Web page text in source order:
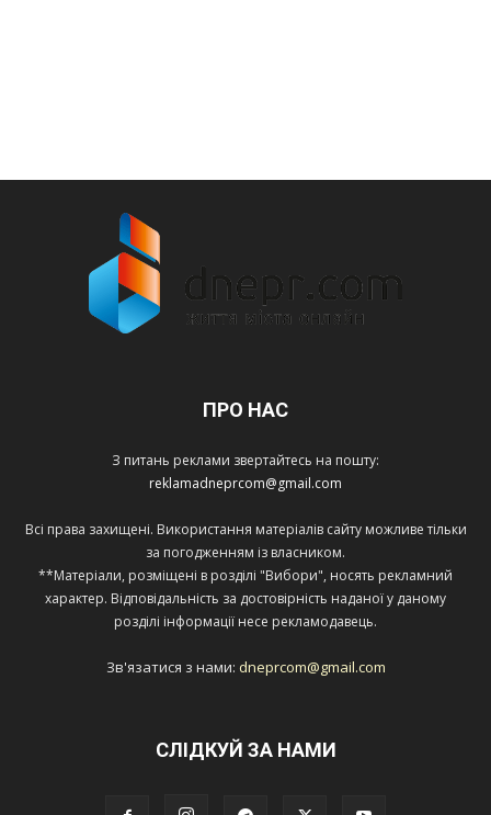
ПРО НАС
З питань реклами звертайтесь на пошту:
reklamadneprcom@gmail.com
Всі права захищені. Використання матеріалів сайту можливе тільки
за погодженням із власником.
**Матеріали, розміщені в розділі "Вибори", носять рекламний
характер. Відповідальність за достовірність наданої у даному
розділі інформації несе рекламодавець.
Зв'язатися з нами: dneprcom@gmail.com
СЛІДКУЙ ЗА НАМИ